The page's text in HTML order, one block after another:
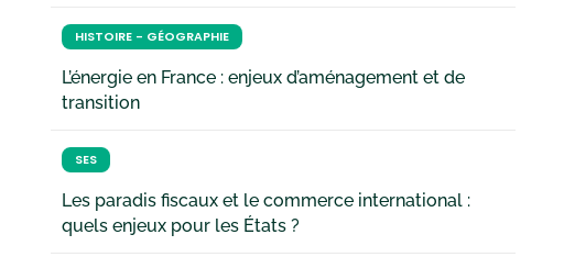
HISTOIRE - GÉOGRAPHIE
L’énergie en France : enjeux d’aménagement et de
transition
SES
Les paradis fiscaux et le commerce international :
quels enjeux pour les États ?